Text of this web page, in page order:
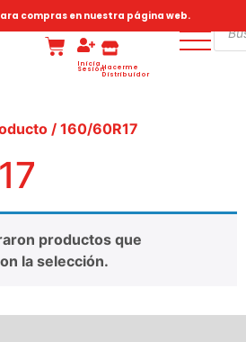
compras en nuestra página web.
Inicia
SesiónHacerme
Distribuidor
/ 160/60R17
productos que
la selección.